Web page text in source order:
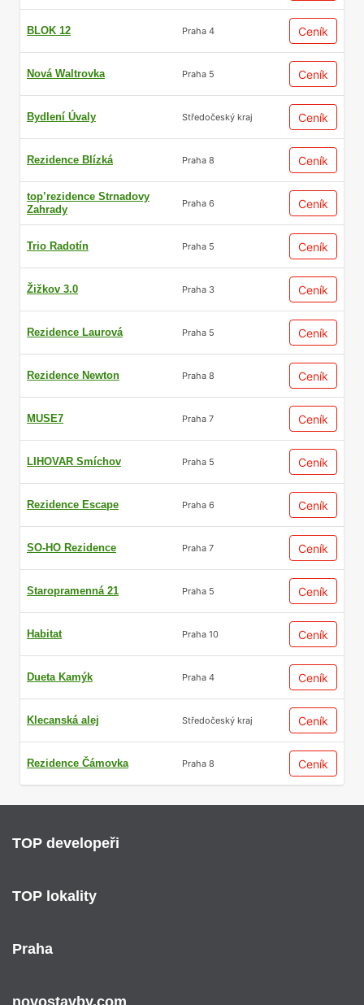
BLOK 12 Praha 4 Ceník
Nová Waltrovka Praha 5 Ceník
Bydlení Úvaly Středočeský kraj Ceník
Rezidence Blízká Praha 8 Ceník
top’rezidence Strnadovy
Zahrady
Praha 6 Ceník
Trio Radotín Praha 5 Ceník
Žižkov 3.0 Praha 3 Ceník
Rezidence Laurová Praha 5 Ceník
Rezidence Newton Praha 8 Ceník
MUSE7 Praha 7 Ceník
LIHOVAR Smíchov Praha 5 Ceník
Rezidence Escape Praha 6 Ceník
SO-HO Rezidence Praha 7 Ceník
Staropramenná 21 Praha 5 Ceník
Habitat Praha 10 Ceník
Dueta Kamýk Praha 4 Ceník
Klecanská alej Středočeský kraj Ceník
Rezidence Čámovka Praha 8 Ceník
TOP developeři
TOP lokality
Praha
novostavby.com